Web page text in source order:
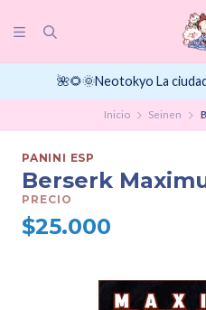
🌺🌻🌞Neotokyo La
Inicio Seinen
PANINI ESP
Berserk
PRECIO
$25.000